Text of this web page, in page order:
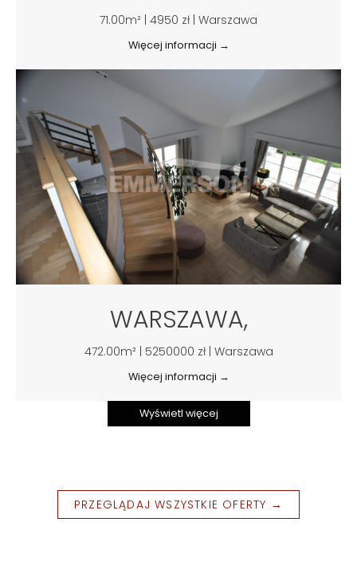
71.00m² | 4950 zł | Warszawa
Więcej informacji →
WARSZAWA,
472.00m² | 5250000 zł | Warszawa
Więcej informacji →
Wyświetl więcej
PRZEGLĄDAJ WSZYSTKIE OFERTY →